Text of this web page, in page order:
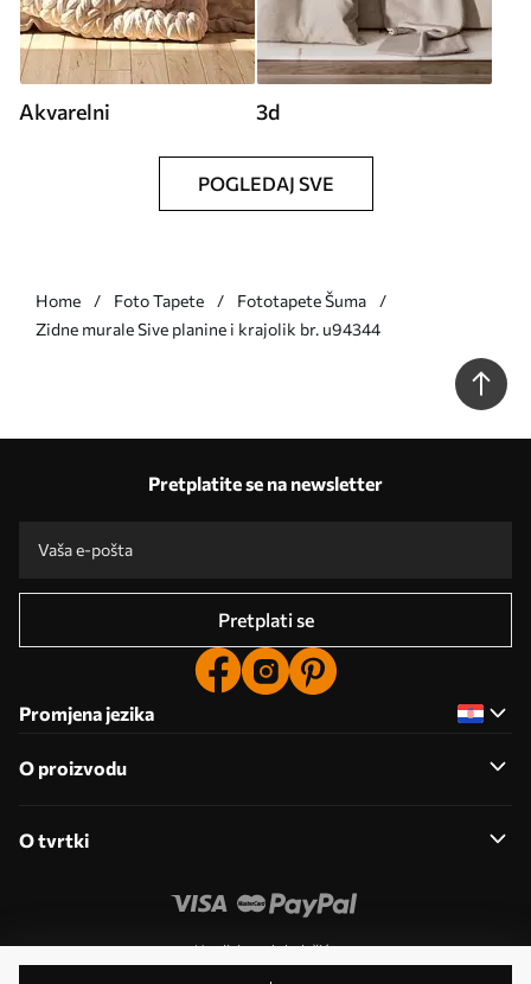
Akvarelni 3d
POGLEDAJ SVE
Home Foto Tapete
Fototapete Šuma
Zidne murale Sive planine i krajolik br. u94344
Pretplatite se na newsletter
Pretplati se
Promjena jezika
O proizvodu
O tvrtki
Uredi dozvole kolačića
© 2011- 2026 Uwalls . Sva prava pridržana. Upravlja KLW